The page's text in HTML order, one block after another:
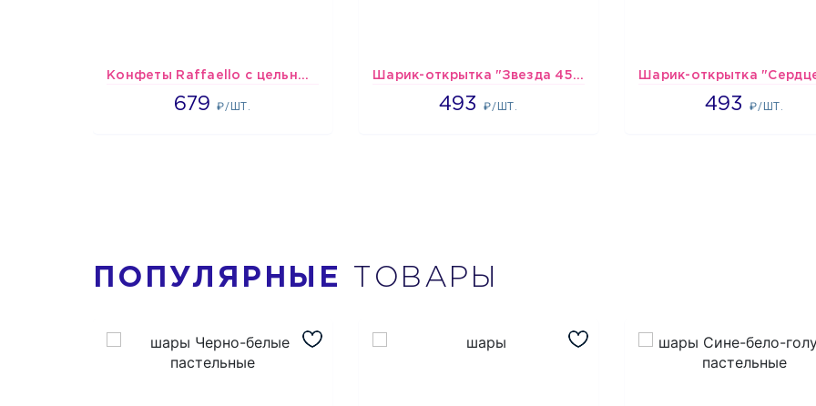
Конфеты Raffaello с цельным миндальным орехом в кокосовой обсыпке 150 г
679₽/ШТ.
679 Шарик-открытка "Звезда 45 см" №1
493₽/ШТ.
493
493₽/ШТ.
493
ПОПУЛЯРНЫЕ ТОВАРЫ